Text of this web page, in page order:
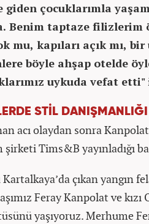
çocuklarımla
Benim taptaze filizlerim
mu, kapıları açık mı,
böyle ahşap otelde
uykuda vefat etti"
STİL
acı olaydan sonra
şirketi Tims&B yayınladığı
çıkan yangın
Feray Kanpolat ve
yaşıyoruz. Merhume